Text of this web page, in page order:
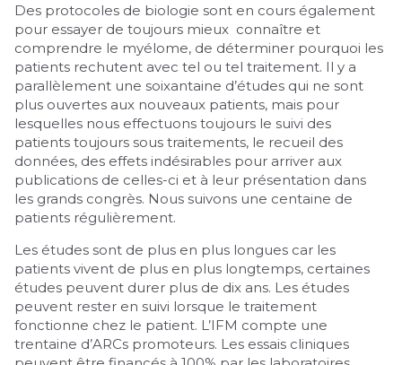
Des protocoles de biologie sont en cours également
pour essayer de toujours mieux connaître et
comprendre le myélome, de déterminer pourquoi les
patients rechutent avec tel ou tel traitement. Il y a
parallèlement une soixantaine d’études qui ne sont
plus ouvertes aux nouveaux patients, mais pour
lesquelles nous effectuons toujours le suivi des
patients toujours sous traitements, le recueil des
données, des effets indésirables pour arriver aux
publications de celles-ci et à leur présentation dans
les grands congrès. Nous suivons une centaine de
patients régulièrement.
Les études sont de plus en plus longues car les
patients vivent de plus en plus longtemps, certaines
études peuvent durer plus de dix ans. Les études
peuvent rester en suivi lorsque le traitement
fonctionne chez le patient. L’IFM compte une
trentaine d’ARCs promoteurs. Les essais cliniques